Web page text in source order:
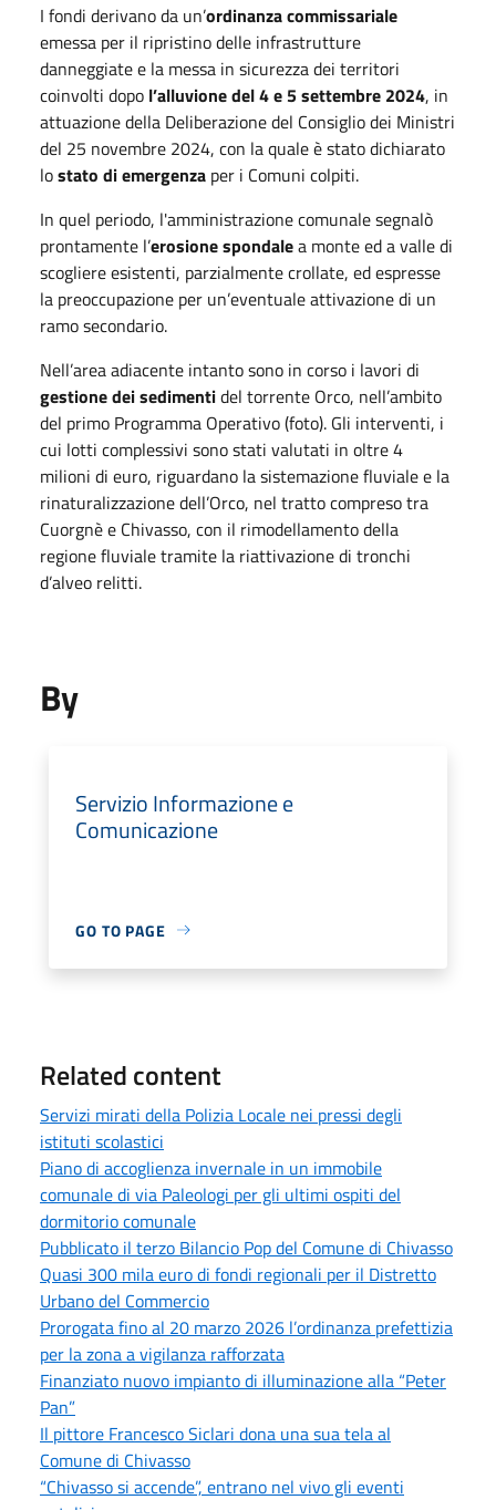
I fondi derivano da un’ordinanza commissariale
emessa per il ripristino delle infrastrutture
danneggiate e la messa in sicurezza dei territori
coinvolti dopo l’alluvione del 4 e 5 settembre 2024, in
attuazione della Deliberazione del Consiglio dei Ministri
del 25 novembre 2024, con la quale è stato dichiarato
lostato di emergenza per i Comuni colpiti.
In quel periodo, l'amministrazione comunale segnalò
prontamente l’erosione spondalea monte ed a valle di
scogliere esistenti, parzialmente crollate, ed espresse
la preoccupazione per un’eventuale attivazione di un
ramo secondario.
Nell’area adiacente intanto sono in corso i lavori di
gestione dei sedimentidel torrente Orco, nell’ambito
del primo Programma Operativo (foto). Gli interventi, i
cui lotti complessivi sono stati valutati in oltre 4
milioni di euro, riguardano la sistemazione fluviale e la
rinaturalizzazione dell’Orco, nel tratto compreso tra
Cuorgnè e Chivasso, con il rimodellamento della
regione fluviale tramite la riattivazione di tronchi
d’alveo relitti.
By
Servizio Informazione e
Comunicazione
GO TO PAGE
Related content
Servizi mirati della Polizia Locale nei pressi degli
istituti scolastici
Piano di accoglienza invernale in un immobile
comunale di via Paleologi per gli ultimi ospiti del
dormitorio comunale
Pubblicato il terzo Bilancio Pop del Comune di Chivasso
Quasi 300 mila euro di fondi regionali per il Distretto
Urbano del Commercio
Prorogata fino al 20 marzo 2026 l’ordinanza prefettizia
per la zona a vigilanza rafforzata
Finanziato nuovo impianto di illuminazione alla “Peter
Pan”
Il pittore Francesco Siclari dona una sua tela al
Comune di Chivasso
“Chivasso si accende”, entrano nel vivo gli eventi